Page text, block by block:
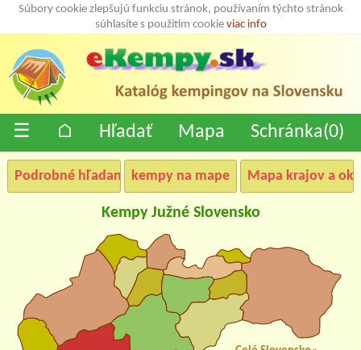
Súbory cookie zlepšujú funkciu stránok, používaním týchto stránok
súhlasíte s použitím cookie viac info
☰ ⌂ Hľadať Mapa Schránka(0)
Podrobné hľadanie kempy na mape Mapa krajov a
Kempy Južné Slovensko